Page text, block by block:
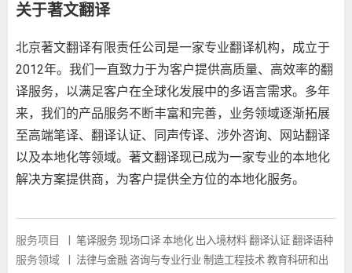
关于著文翻译
北京著文翻译有限责任公司 是一家专业翻译机构，成立于
2012年。我们一直致力于为客户提供高质量、高效率的翻
译服务，以满足客户在全球化发展中的多语言需求。多年
来，我们的产品服务不断丰富和完善，业务领域逐渐拓展
至高端笔译、翻译认证、同声传译、涉外咨询、网站翻译
以及本地化等领域。著文翻译现已成为一家专业的本地化
解决方案提供商，为客户提供全方位的本地化服务。
服务项目 笔译服务 现场口译 本地化 出入境材料 翻译认证 翻译语种
服务领域 法律与金融 咨询与专业行业 制造工程技术 教育科研和出